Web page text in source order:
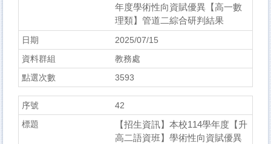
年度學術性向資賦優異【高一數
理類】管道二綜合研判結果
2025/07/15
教務處
3593
42
【招生資訊】本校114學年度【升
高二語資班】學術性向資賦優異